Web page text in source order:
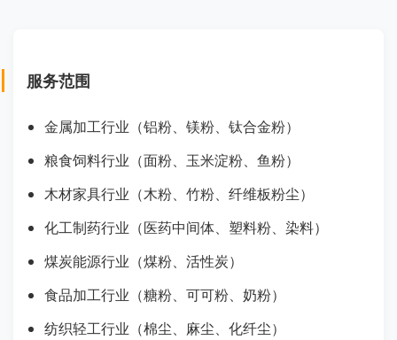
服务范围
金属加工行业（铝粉、镁粉、钛合金粉）
粮食饲料行业（面粉、玉米淀粉、鱼粉）
木材家具行业（木粉、竹粉、纤维板粉尘）
化工制药行业（医药中间体、塑料粉、染料）
煤炭能源行业（煤粉、活性炭）
食品加工行业（糖粉、可可粉、奶粉）
纺织轻工行业（棉尘、麻尘、化纤尘）